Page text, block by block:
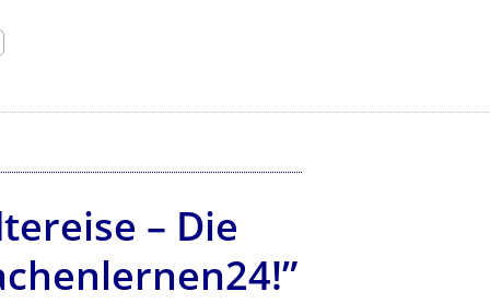
– Die